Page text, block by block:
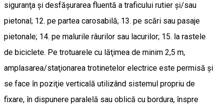
siguranţa și desfăşurarea fluentă a traficului rutier şi/sau
pietonal; 12. pe partea carosabilă; 13. pe scări sau pasaje
pietonale; 14. pe malurile râurilor sau lacurilor; 15. la rastele
de biciclete. Pe trotuarele cu lăţimea de minim 2,5 m,
amplasarea/staţionarea trotinetelor electrice este permisă şi
se face în poziţie verticală utilizând sistemul propriu de
fixare, în dispunere paralelă sau oblică cu bordura, înspre